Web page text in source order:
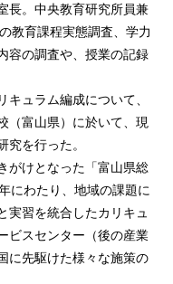
長。中央教育研究所員兼
教育課程実態調査、学力
容の調査や、授業の記録
ュラム編成について、
（富山県）に於いて、現
を行った。
がけとなった「富山県総
にわたり、地域の課題に
実習を統合したカリキュ
ビスセンター（後の産業
に先駆けた様々な施策の